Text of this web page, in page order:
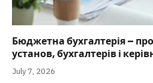
Бюджетна бухгалтерія –
установ, бухгалтерів і
July 7, 2026